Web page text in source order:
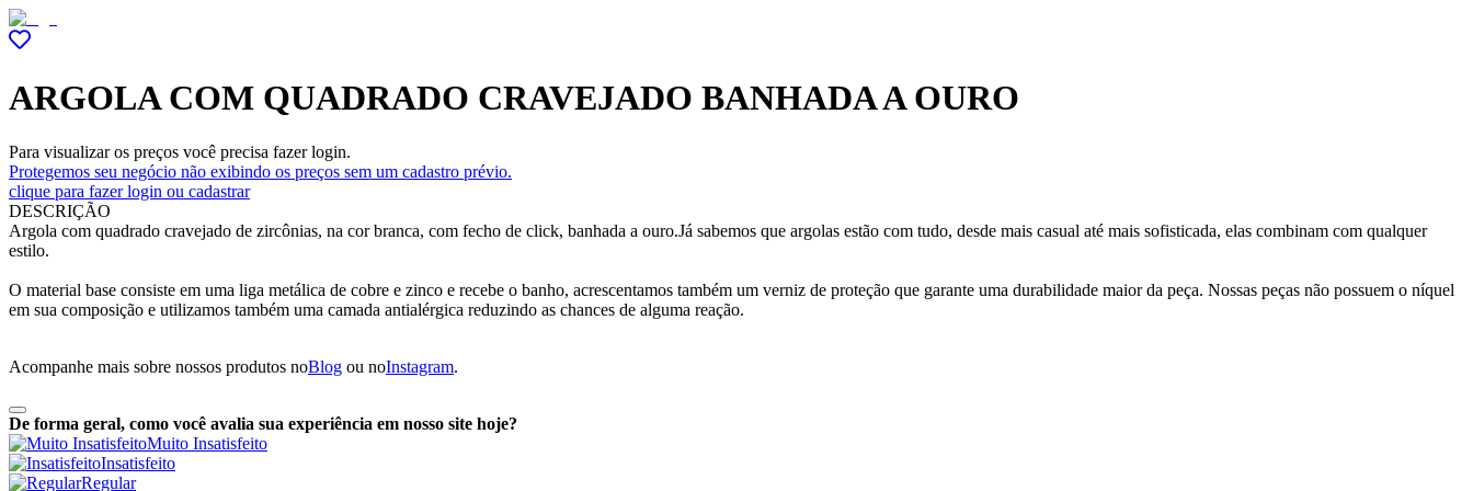
ARGOLA COM QUADRADO CRAVEJADO BANHADA A OURO
Para visualizar os preços você precisa fazer login.
Protegemos seu negócio não exibindo os preços sem um cadastro prévio.
clique para fazer login ou cadastrar
DESCRIÇÃO
Argola com quadrado cravejado de zircônias, na cor branca, com fecho de click, banhada a ouro.Já sabemos que argolas estão com tudo, desde mais casual até mais sofisticada, elas combinam com qualquer
estilo.
O material base consiste em uma liga metálica de cobre e zinco e recebe o banho, acrescentamos também um verniz de proteção que garante uma durabilidade maior da peça. Nossas peças não possuem o níquel
em sua composição e utilizamos também uma camada antialérgica reduzindo as chances de alguma reação.
Acompanhe mais sobre nossos produtos noBlog ou noInstagram.
De forma geral, como você avalia sua experiência em nosso site hoje?
Muito Insatisfeito
Insatisfeito
Regular